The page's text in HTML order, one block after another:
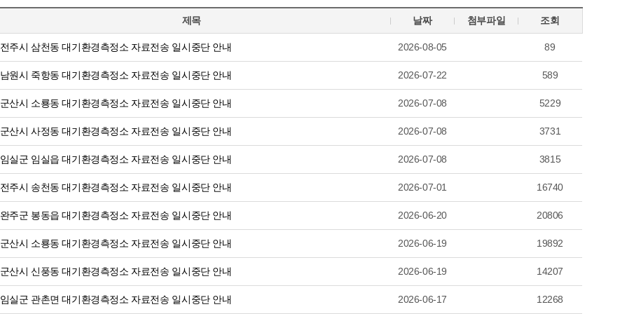
제목 날짜 첨부파일 조회
전주시 삼천동 대기환경측정소 자료전송 일시중단 안내 2026-08-05 89
남원시 죽항동 대기환경측정소 자료전송 일시중단 안내 2026-07-22 589
군산시 소룡동 대기환경측정소 자료전송 일시중단 안내 2026-07-08 5229
군산시 사정동 대기환경측정소 자료전송 일시중단 안내 2026-07-08 3731
임실군 임실읍 대기환경측정소 자료전송 일시중단 안내 2026-07-08 3815
전주시 송천동 대기환경측정소 자료전송 일시중단 안내 2026-07-01 16740
완주군 봉동읍 대기환경측정소 자료전송 일시중단 안내 2026-06-20 20806
군산시 소룡동 대기환경측정소 자료전송 일시중단 안내 2026-06-19 19892
군산시 신풍동 대기환경측정소 자료전송 일시중단 안내 2026-06-19 14207
임실군 관촌면 대기환경측정소 자료전송 일시중단 안내 2026-06-17 12268